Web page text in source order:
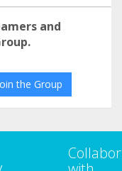
and
the Group